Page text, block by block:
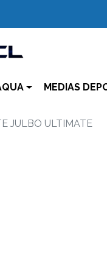
MEDIAS
JULBO ULTIMATE